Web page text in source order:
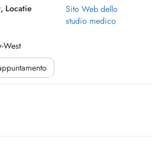
Locatie
West
Sito Web dello
studio medico